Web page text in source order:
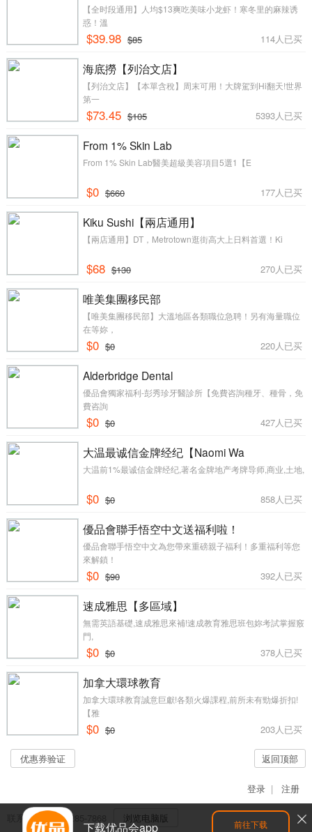
【全时段通用】人均$13爽吃美味小龙虾！寒冬里的麻辣诱
惑！溫
$39.98 $85 114人已买
海底撈【列治文店】
【列治文店】【本單含稅】周末可用！大牌駕到Hi翻天!世界
第一
$73.45 $105 5393人已买
From 1% Skin Lab
From 1% Skin Lab醫美超級美容項目5選1​【E
$0 $660 177人已买
Kiku Sushi【兩店通用】
【兩店通用】DT，Metrotown逛街高大上日料首選！Ki
$68 $130 270人已买
唯美集團移民部
【唯美集團移民部】大溫地區各類職位急聘！另有海量職位
在等妳，
$0 $0 220人已买
Alderbridge Dental
優品會獨家福利-彭秀珍牙醫診所【免費咨詢種牙、種骨，免
費咨詢
$0 $0 427人已买
大温最诚信金牌经纪【Naomi Wa
大温前1%最诚信金牌经纪,著名金牌地产考牌导师,商业,土地,
$0 $0 858人已买
優品會聯手悟空中文送福利啦！
優品會聯手悟空中文為您帶來重磅親子福利！多重福利等您
來解鎖！
$0 $90 392人已买
速成雅思【多區域】
無需英語基礎,速成雅思來補!速成教育雅思班包妳考試掌握竅
門,
$0 $0 378人已买
加拿大環球教育
加拿大環球教育誠意巨獻!各類火爆課程,前所未有勁爆折扣!
【雅
$0 $0 203人已买
优惠券验证 返回顶部
下载优品会app 前往下载
登录 | 注册
联系客服：604-285-7868 浏览电脑版